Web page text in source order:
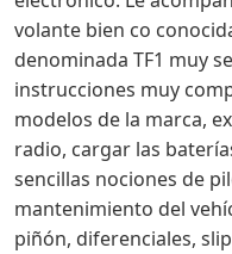
volante bien co
denominada TF1 muy
instrucciones muy
modelos de la marca,
radio, cargar las
sencillas nociones de
mantenimiento del
piñón, diferenciales,